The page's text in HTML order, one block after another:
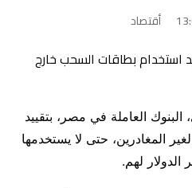
أقتصاد
العاملة في مصر، بتقييد
المغادرين، حتى لا يستخدمها
الدولار لهم.